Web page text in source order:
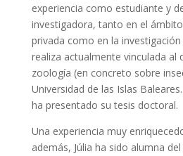
experiencia como estudiante y
investigadora, tanto en el
privada como en la
realiza actualmente vinculada al
zoología (en concreto sobre
Universidad de las Islas
ha presentado su tesis doctoral.
Una experiencia muy
además, Júlia ha sido alumna